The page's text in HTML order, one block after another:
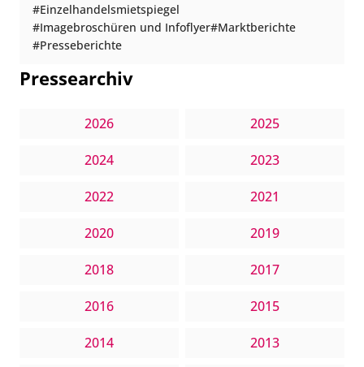
Einzelhandelsmietspiegel
Imagebroschüren und Infoflyer Marktberichte
Presseberichte
Pressearchiv
2026 2025
2024 2023
2022 2021
2020 2019
2018 2017
2016 2015
2014 2013